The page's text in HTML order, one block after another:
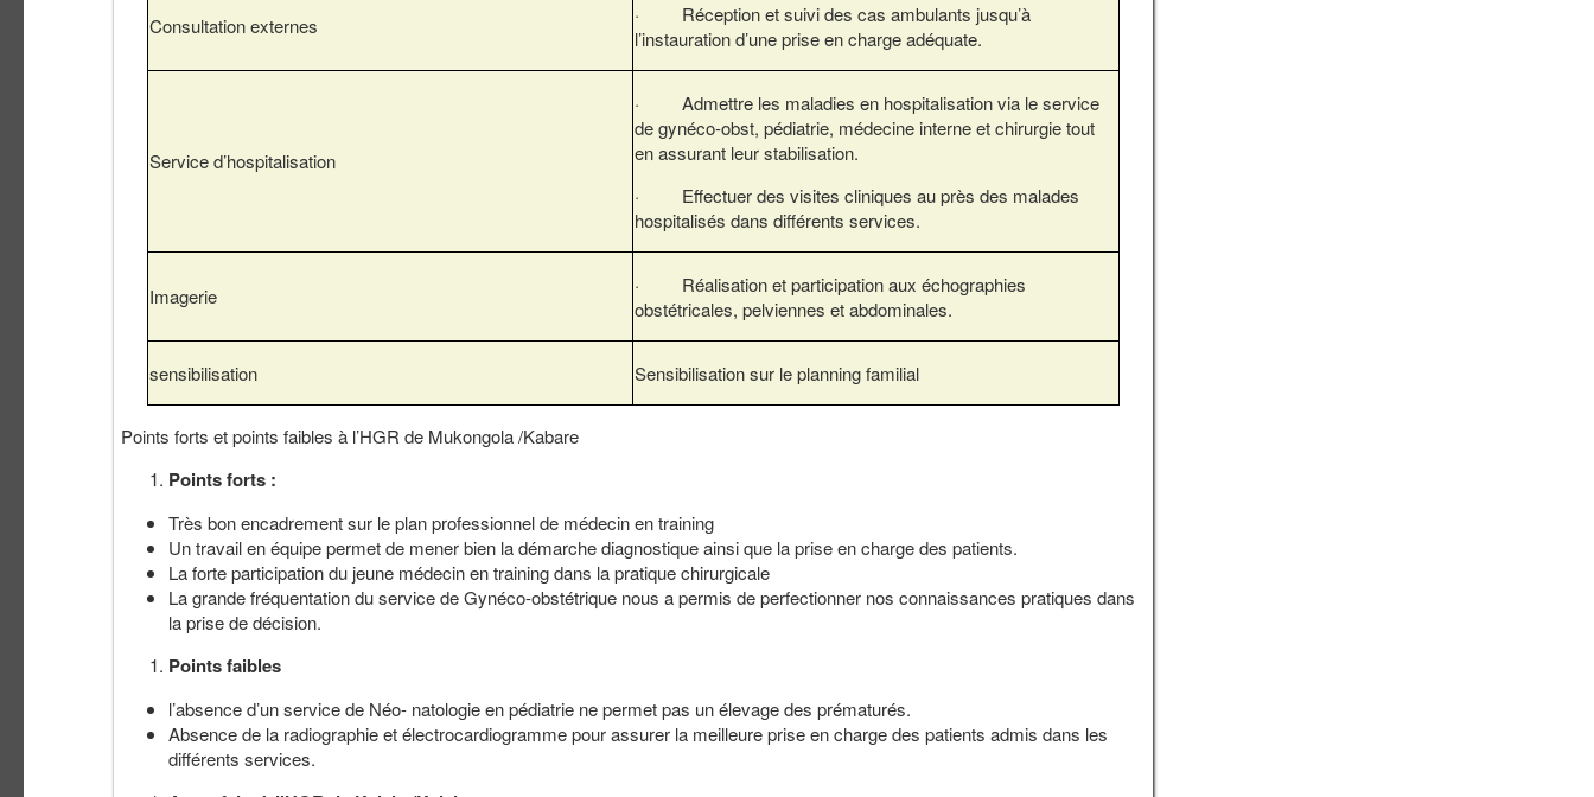
Consultation externes
· Réception et suivi des cas ambulants jusqu’à
l’instauration d’une prise en charge adéquate.
Service d’hospitalisation
· Admettre les maladies en hospitalisation via le service
de gynéco-obst, pédiatrie, médecine interne et chirurgie tout
en assurant leur stabilisation.
· Effectuer des visites cliniques au près des malades
hospitalisés dans différents services.
Imagerie
· Réalisation et participation aux échographies
obstétricales, pelviennes et abdominales.
sensibilisation Sensibilisation sur le planning familial
Points forts et points faibles à l’HGR de Mukongola /Kabare
Points forts :
Très bon encadrement sur le plan professionnel de médecin en training
Un travail en équipe permet de mener bien la démarche diagnostique ainsi que la prise en charge des patients.
La forte participation du jeune médecin en training dans la pratique chirurgicale
La grande fréquentation du service de Gynéco-obstétrique nous a permis de perfectionner nos connaissances pratiques dans
la prise de décision.
Points faibles
l’absence d’un service de Néo- natologie en pédiatrie ne permet pas un élevage des prématurés.
Absence de la radiographie et électrocardiogramme pour assurer la meilleure prise en charge des patients admis dans les
différents services.